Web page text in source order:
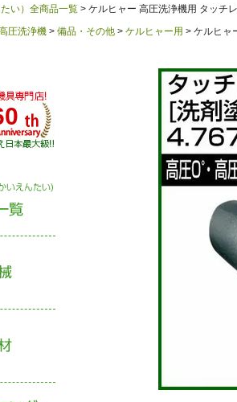
い）全商品一覧
ケルヒャー 高圧洗浄機用 タッチ
圧洗浄機 備品・その他 ケルヒャー用 ケルヒャ